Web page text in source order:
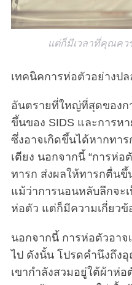
แต่ก็มีเวลาที่คุณคว
เทคนิคการห่อตัวอย่างป
อันตรายที่ใหญ่ที่สุดของก
ขึ้นของ SIDS และการห
ซึ่งอาจเกิดขึ้นได้หากทา
เตียง นอกจากนี้ “การห่
ทารก ส่งผลให้ทารกตื่นขึ้
แม้ว่าการนอนหลับลึกจะ
ห่อตัว แต่ก็มีความเกี่ยวข้
นอกจากนี้ การห่อตัวอาจ
ไป ดังนั้น โปรดคำนึงถึง
เขากำลังสวมอยู่ใต้ผ้าห่อ